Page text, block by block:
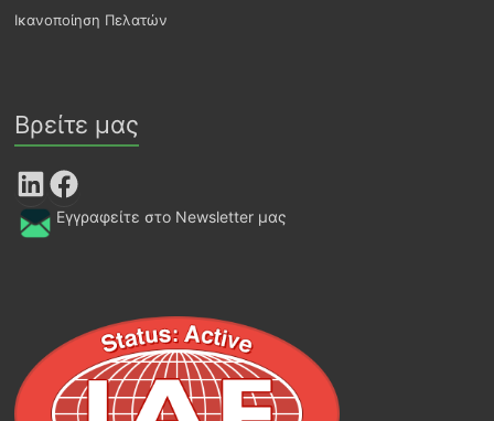
Ικανοποίηση Πελατών
Βρείτε μας
LinkedIn Facebook
Εγγραφείτε στο Newsletter μας